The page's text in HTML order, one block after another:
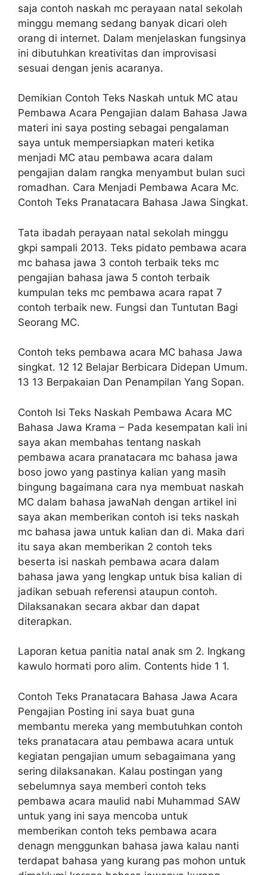
saja contoh naskah mc perayaan natal sekolah
minggu memang sedang banyak dicari oleh
orang di internet. Dalam menjelaskan fungsinya
ini dibutuhkan kreativitas dan improvisasi
sesuai dengan jenis acaranya.
Demikian Contoh Teks Naskah untuk MC atau
Pembawa Acara Pengajian dalam Bahasa Jawa
materi ini saya posting sebagai pengalaman
saya untuk mempersiapkan materi ketika
menjadi MC atau pembawa acara dalam
pengajian dalam rangka menyambut bulan suci
romadhan. Cara Menjadi Pembawa Acara Mc.
Contoh Teks Pranatacara Bahasa Jawa Singkat.
Tata ibadah perayaan natal sekolah minggu
gkpi sampali 2013. Teks pidato pembawa acara
mc bahasa jawa 3 contoh terbaik teks mc
pengajian bahasa jawa 5 contoh terbaik
kumpulan teks mc pembawa acara rapat 7
contoh terbaik new. Fungsi dan Tuntutan Bagi
Seorang MC.
Contoh teks pembawa acara MC bahasa Jawa
singkat. 12 12 Belajar Berbicara Didepan Umum.
13 13 Berpakaian Dan Penampilan Yang Sopan.
Contoh Isi Teks Naskah Pembawa Acara MC
Bahasa Jawa Krama – Pada kesempatan kali ini
saya akan membahas tentang naskah
pembawa acara pranatacara mc bahasa jawa
boso jowo yang pastinya kalian yang masih
bingung bagaimana cara nya membuat naskah
MC dalam bahasa jawaNah dengan artikel ini
saya akan memberikan contoh isi teks naskah
mc bahasa jawa untuk kalian dan di. Maka dari
itu saya akan memberikan 2 contoh teks
beserta isi naskah pembawa acara dalam
bahasa jawa yang lengkap untuk bisa kalian di
jadikan sebuah referensi ataupun contoh.
Dilaksanakan secara akbar dan dapat
diterapkan.
Laporan ketua panitia natal anak sm 2. Ingkang
kawulo hormati poro alim. Contents hide 1 1.
Contoh Teks Pranatacara Bahasa Jawa Acara
Pengajian Posting ini saya buat guna
membantu mereka yang membutuhkan contoh
teks pranatacara atau pembawa acara untuk
kegiatan pengajian umum sebagaimana yang
sering dilaksanakan. Kalau postingan yang
sebelumnya saya memberi contoh teks
pembawa acara maulid nabi Muhammad SAW
untuk yang ini saya mencoba untuk
memberikan contoh teks pembawa acara
denagn menggunkan bahasa jawa kalau nanti
terdapat bahasa yang kurang pas mohon untuk